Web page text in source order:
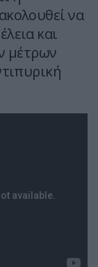
να
και
μέτρων